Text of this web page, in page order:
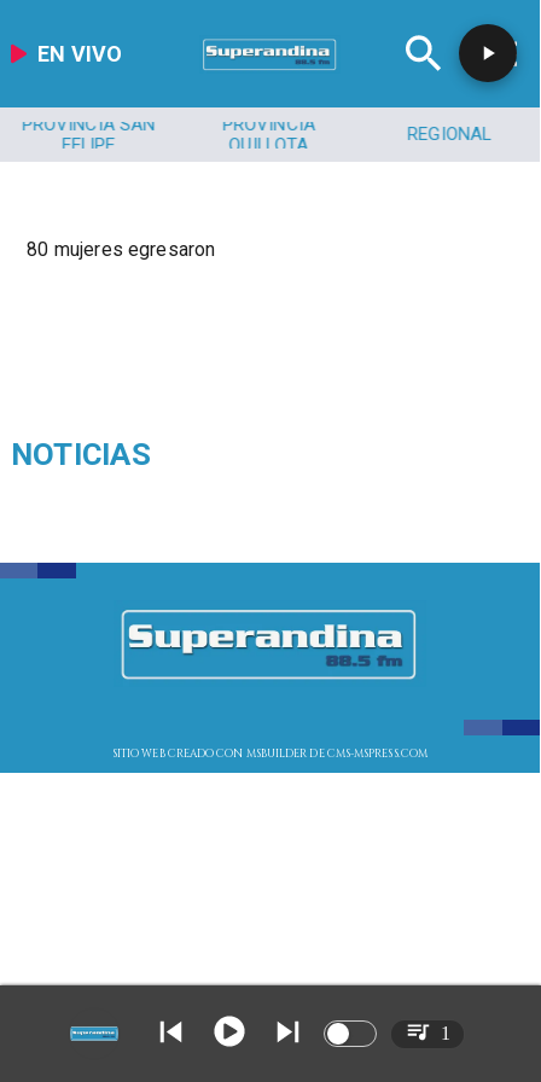
EN VIVO
PROVINCIA SAN
FELIPE
PROVINCIA
QUILLOTA
REGIONAL
80 mujeres egresaron
NOTICIAS
SITIO WEB CREADO CON MSBUILDER DE CMS-MSPRESS.COM
1